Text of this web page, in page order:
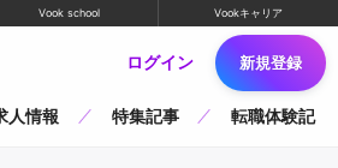
Vook school Vookキャリア
ログイン 新規登録
人情報 特集記事 転職体験記